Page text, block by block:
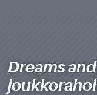
Dreams